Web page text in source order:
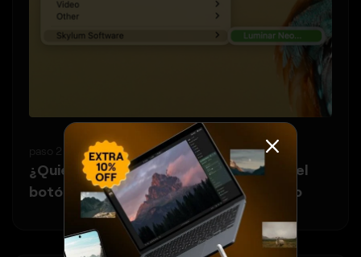
¿Quieres ahorrar tiempo?Haz clic con el
botón derecho → Editar en Luminar Neo